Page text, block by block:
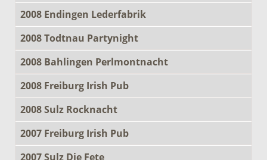
2008 Endingen Lederfabrik
2008 Todtnau Partynight
2008 Bahlingen Perlmontnacht
2008 Freiburg Irish Pub
2008 Sulz Rocknacht
2007 Freiburg Irish Pub
2007 Sulz Die Fete